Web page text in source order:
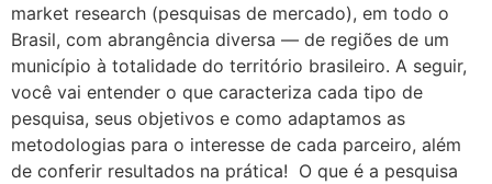
market research (pesquisas de mercado), em todo o
Brasil, com abrangência diversa — de regiões de um
município à totalidade do território brasileiro. A seguir,
você vai entender o que caracteriza cada tipo de
pesquisa, seus objetivos e como adaptamos as
metodologias para o interesse de cada parceiro, além
de conferir resultados na prática! O que é a pesquisa